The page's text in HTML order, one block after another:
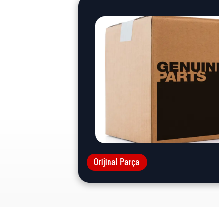
Orijinal Parça